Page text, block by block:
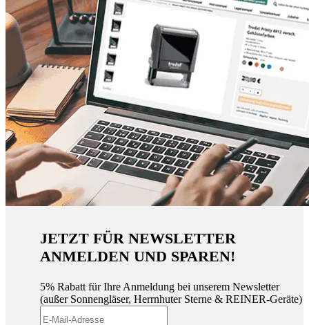
JETZT FÜR NEWSLETTER
ANMELDEN UND SPAREN!
5% Rabatt für Ihre Anmeldung bei unserem Newsletter
(außer Sonnengläser, Herrnhuter Sterne & REINER-Geräte)